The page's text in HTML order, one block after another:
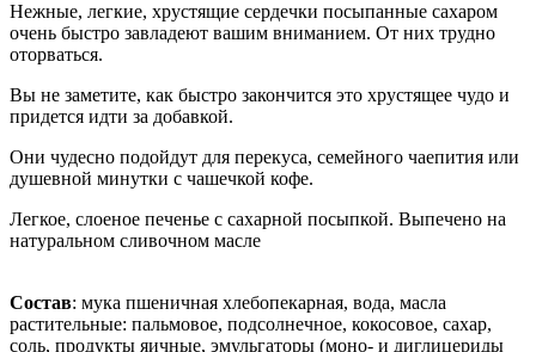
Нежные, легкие, хрустящие сердечки посыпанные сахаром
очень быстро завладеют вашим вниманием. От них трудно
оторваться.
Вы не заметите, как быстро закончится это хрустящее чудо и
придется идти за добавкой.
Они чудесно подойдут для перекуса, семейного чаепития или
душевной минутки с чашечкой кофе.
Легкое, слоеное печенье с сахарной посыпкой. Выпечено на
натуральном сливочном масле
Состав: мука пшеничная хлебопекарная, вода, масла
растительные: пальмовое, подсолнечное, кокосовое, сахар,
соль, продукты яичные, эмульгаторы (моно- и диглицериды